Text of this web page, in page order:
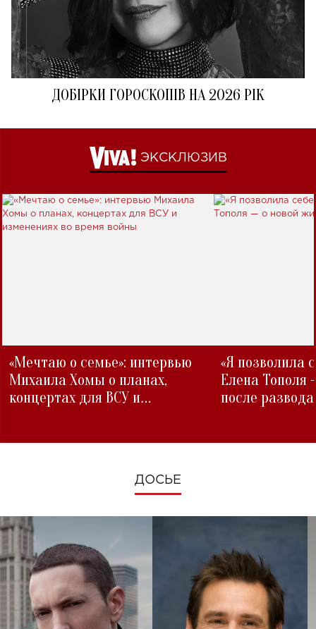
ДОБІРКИ ГОРОСКОПІВ НА 2026 РІК
ЭКСКЛЮЗИВ
«Мечтаю о семье»: интервью
Михаила Хомы о планах,
концертах для ВСУ и
«Я позволила
Елена Тополя
после развода
ДОСЬЕ